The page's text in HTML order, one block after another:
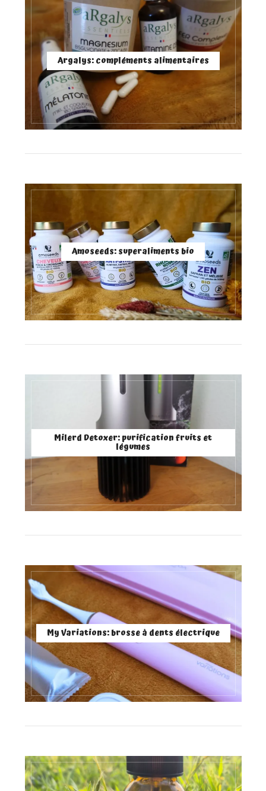
Argalys: compléments alimentaires
Amoseeds: superaliments bio
Milerd Detoxer: purification fruits et
légumes
My Variations: brosse à dents électrique